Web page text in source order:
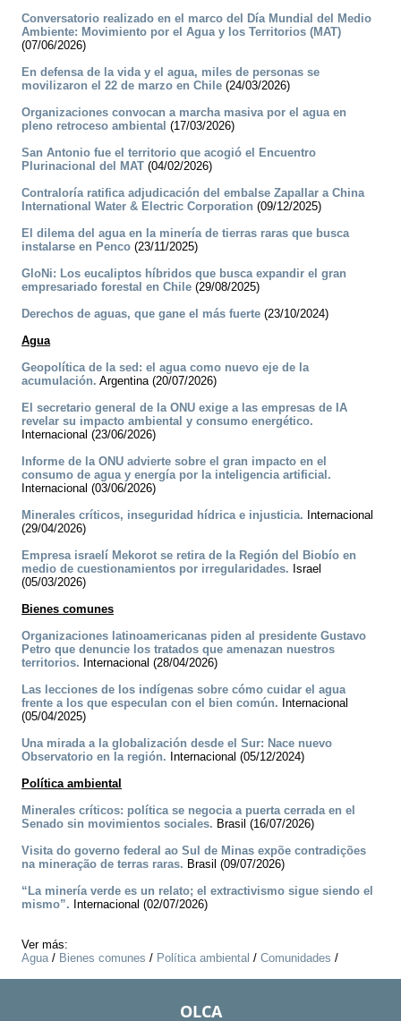
Conversatorio realizado en el marco del Día Mundial del Medio
Ambiente: Movimiento por el Agua y los Territorios (MAT)
(07/06/2026)
En defensa de la vida y el agua, miles de personas se
movilizaron el 22 de marzo en Chile (24/03/2026)
Organizaciones convocan a marcha masiva por el agua en
pleno retroceso ambiental (17/03/2026)
San Antonio fue el territorio que acogió el Encuentro
Plurinacional del MAT (04/02/2026)
Contraloría ratifica adjudicación del embalse Zapallar a China
International Water & Electric Corporation (09/12/2025)
El dilema del agua en la minería de tierras raras que busca
instalarse en Penco (23/11/2025)
GloNi: Los eucaliptos híbridos que busca expandir el gran
empresariado forestal en Chile (29/08/2025)
Derechos de aguas, que gane el más fuerte (23/10/2024)
Agua
Geopolítica de la sed: el agua como nuevo eje de la
acumulación. Argentina (20/07/2026)
El secretario general de la ONU exige a las empresas de IA
revelar su impacto ambiental y consumo energético.
Internacional (23/06/2026)
Informe de la ONU advierte sobre el gran impacto en el
consumo de agua y energía por la inteligencia artificial.
Internacional (03/06/2026)
Minerales críticos, inseguridad hídrica e injusticia. Internacional
(29/04/2026)
Empresa israelí Mekorot se retira de la Región del Biobío en
medio de cuestionamientos por irregularidades. Israel
(05/03/2026)
Bienes comunes
Organizaciones latinoamericanas piden al presidente Gustavo
Petro que denuncie los tratados que amenazan nuestros
territorios. Internacional (28/04/2026)
Las lecciones de los indígenas sobre cómo cuidar el agua
frente a los que especulan con el bien común. Internacional
(05/04/2025)
Una mirada a la globalización desde el Sur: Nace nuevo
Observatorio en la región. Internacional (05/12/2024)
Política ambiental
Minerales críticos: política se negocia a puerta cerrada en el
Senado sin movimientos sociales. Brasil (16/07/2026)
Visita do governo federal ao Sul de Minas expõe contradições
na mineração de terras raras. Brasil (09/07/2026)
“La minería verde es un relato; el extractivismo sigue siendo el
mismo”. Internacional (02/07/2026)
Ver más:
Agua/ Bienes comunes / Política ambiental / Comunidades /
OLCA